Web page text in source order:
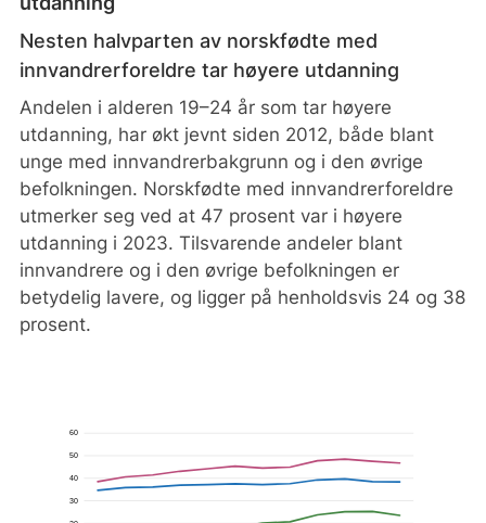
Nesten halvparten av norskfødte med
innvandrerforeldre tar høyere utdanning
Andelen i alderen 19–24 år som tar høyere
utdanning, har økt jevnt siden 2012, både blant
unge med innvandrerbakgrunn og i den øvrige
befolkningen. Norskfødte med innvandrerforeldre
utmerker seg ved at 47 prosent var i høyere
utdanning i 2023. Tilsvarende andeler blant
innvandrere og i den øvrige befolkningen er
betydelig lavere, og ligger på henholdsvis 24 og 38
prosent.